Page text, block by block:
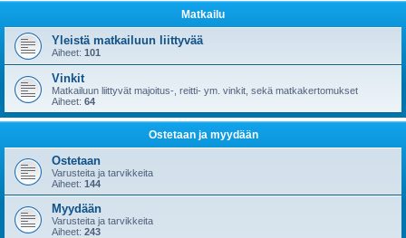
Matkailu
Yleistä matkailuun liittyvää
Aiheet: 101
Vinkit
Matkailuun liittyvät majoitus-, reitti- ym. vinkit, sekä matkakertomukset
Aiheet: 64
Ostetaan ja myydään
Ostetaan
Varusteita ja tarvikkeita
Aiheet: 144
Myydään
Varusteita ja tarvikkeita
Aiheet: 243